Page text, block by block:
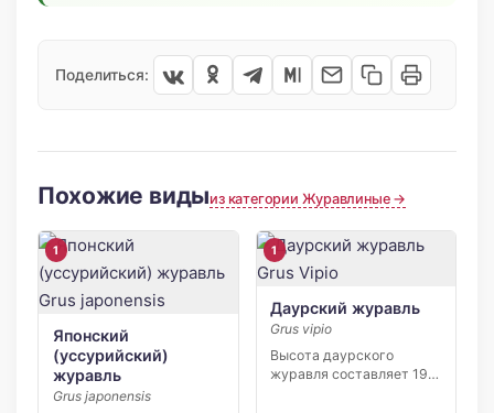
Поделиться:
Похожие видыиз категории Журавлиные →
1
Японский
(уссурийский)
журавль
Grus japonensis
1
Даурский журавль
Grus vipio
Высота даурского
журавля составляет 190